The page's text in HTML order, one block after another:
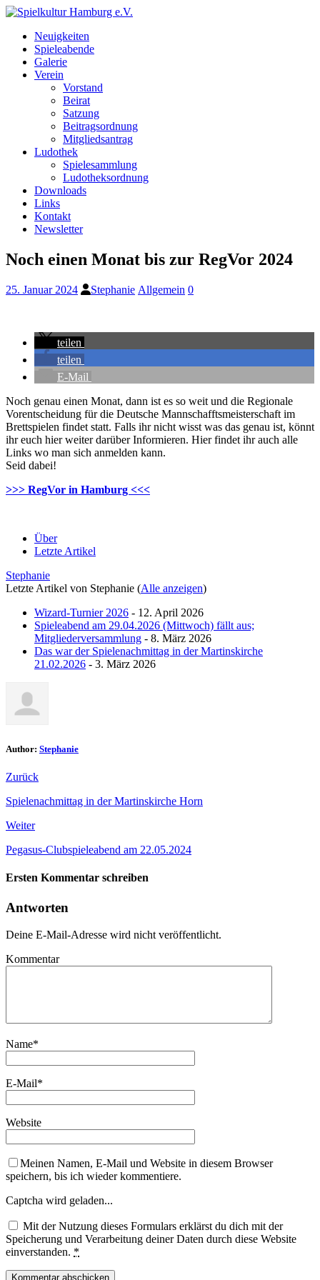
Neuigkeiten
Spieleabende
Galerie
Verein
Vorstand
Beirat
Satzung
Beitragsordnung
Mitgliedsantrag
Ludothek
Spielesammlung
Ludotheksordnung
Downloads
Links
Kontakt
Newsletter
Noch einen Monat bis zur RegVor 2024
25. Januar 2024 Stephanie Allgemein 0
teilen
teilen
E-Mail
Noch genau einen Monat, dann ist es so weit und die Regionale
Vorentscheidung für die Deutsche Mannschafftsmeisterschaft im
Brettspielen findet statt. Falls ihr nicht wisst was das genau ist, könnt
ihr euch hier weiter darüber Informieren. Hier findet ihr auch alle
Links wo man sich anmelden kann.
Seid dabei!
>>> RegVor in Hamburg <<<
Über
Letzte Artikel
Stephanie
Letzte Artikel von Stephanie (Alle anzeigen)
Wizard-Turnier 2026 - 12. April 2026
Spieleabend am 29.04.2026 (Mittwoch) fällt aus;
Mitgliederversammlung - 8. März 2026
Das war der Spielenachmittag in der Martinskirche
21.02.2026 - 3. März 2026
Author: Stephanie
Zurück
Spielenachmittag in der Martinskirche Horn
Weiter
Pegasus-Clubspieleabend am 22.05.2024
Ersten Kommentar schreiben
Antworten
Deine E-Mail-Adresse wird nicht veröffentlicht.
Kommentar
Name*
E-Mail*
Website
Meinen Namen, E-Mail und Website in diesem Browser
speichern, bis ich wieder kommentiere.
Captcha wird geladen...
Mit der Nutzung dieses Formulars erklärst du dich mit der
Speicherung und Verarbeitung deiner Daten durch diese Website
einverstanden. *